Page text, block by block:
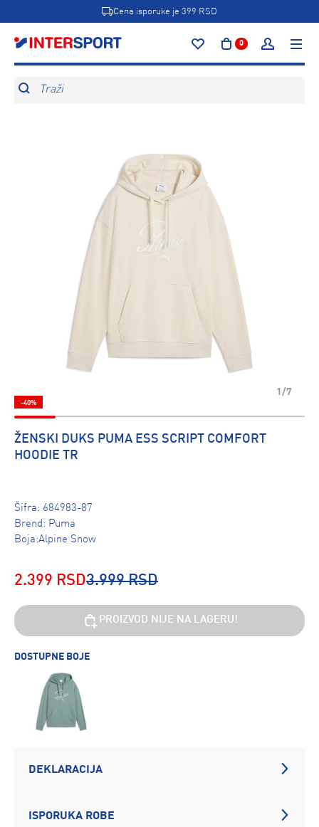
Cena isporuke je 399 RSD
0
Traži
1/7
-40%
ŽENSKI DUKS PUMA ESS SCRIPT COMFORT
HOODIE TR
Šifra: 684983-87
Brend: Puma
Boja:Alpine Snow
2.399 RSD3.999 RSD
PROIZVOD NIJE NA LAGERU!
DOSTUPNE BOJE
DEKLARACIJA
ISPORUKA ROBE